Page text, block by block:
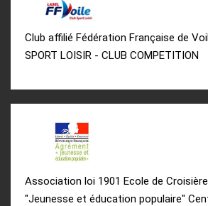
Club affilié Fédération Française de
SPORT LOISIR - CLUB COMPETITION
Association loi 1901 Ecole de
"Jeunesse et éducation populaire"